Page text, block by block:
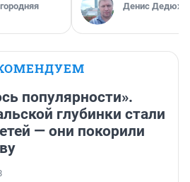
Денис
популярности».
глубинки стали
— они покорили